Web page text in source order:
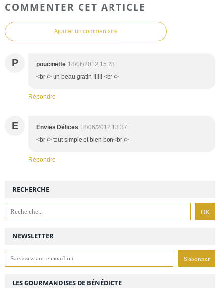
COMMENTER CET ARTICLE
Ajouter un commentaire
P poucinette 18/06/2012 15:23
<br /> un beau gratin !!!!!! <br />
Répondre
E Envies Délices 18/06/2012 13:37
<br /> tout simple et bien bon<br />
Répondre
NEWSLETTER
RECHERCHE
LES GOURMANDISES DE BÉNÉDICTE